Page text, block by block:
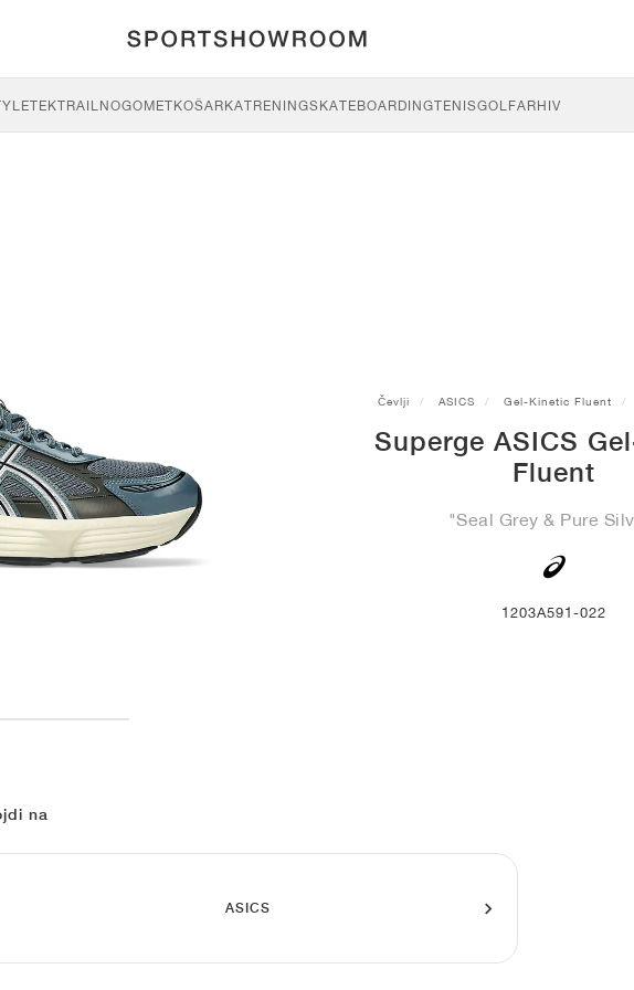
TEKTRAILNOGOMETKOŠARKATRENINGSKATEBOARDINGTENISGOLFARHIV
Čevlji ASICS Gel-Kinetic Fluent
Superge ASICS
Fluent
"Seal Grey & Pure
1203A591-022
na
ASICS